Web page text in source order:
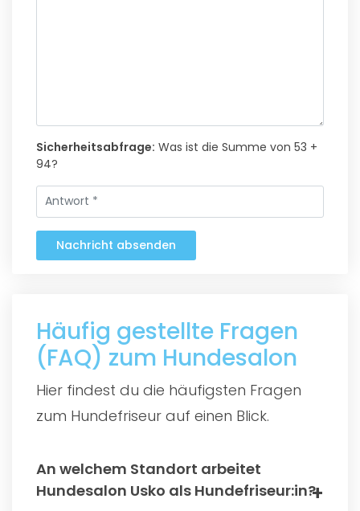
Sicherheitsabfrage: Was ist die Summe von 53 +
94?
Nachricht absenden
Häufig gestellte Fragen
(FAQ) zum Hundesalon
Hier findest du die häufigsten Fragen
zum Hundefriseur auf einen Blick.
An welchem Standort arbeitet
Hundesalon Usko als Hundefriseur:in?